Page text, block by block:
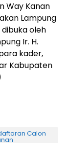
Way Kanan
Lampung
oleh
Ir. H.
kader,
Kabupaten
Calon